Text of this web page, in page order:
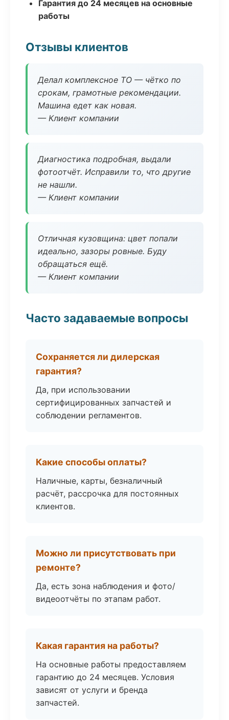
Гарантия до 24 месяцев на основные
работы
Отзывы клиентов
Делал комплексное ТО — чётко по
срокам, грамотные рекомендации.
Машина едет как новая.
— Клиент компании
Диагностика подробная, выдали
фотоотчёт. Исправили то, что другие
не нашли.
— Клиент компании
Отличная кузовщина: цвет попали
идеально, зазоры ровные. Буду
обращаться ещё.
— Клиент компании
Часто задаваемые вопросы
Сохраняется ли дилерская
гарантия?
Да, при использовании
сертифицированных запчастей и
соблюдении регламентов.
Какие способы оплаты?
Наличные, карты, безналичный
расчёт, рассрочка для постоянных
клиентов.
Можно ли присутствовать при
ремонте?
Да, есть зона наблюдения и фото/
видеоотчёты по этапам работ.
Какая гарантия на работы?
На основные работы предоставляем
гарантию до 24 месяцев. Условия
зависят от услуги и бренда
запчастей.